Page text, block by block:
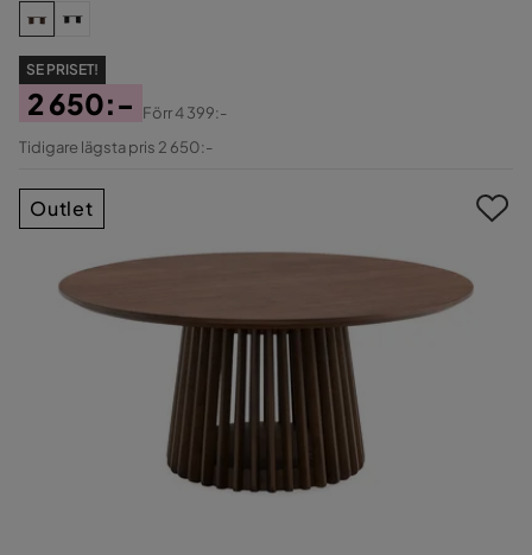
SE PRISET!
Pris
2 650:-
Original
Förr4 399:-
Tidigare lägsta pris 2 650:-
Outlet